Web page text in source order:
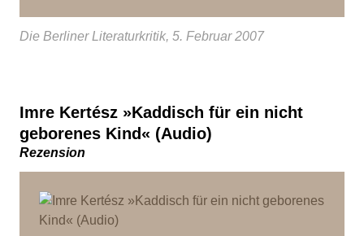
Die Berliner Literaturkritik, 5. Februar 2007
Imre Kertész »Kaddisch für ein nicht
geborenes Kind« (Audio)
Rezension